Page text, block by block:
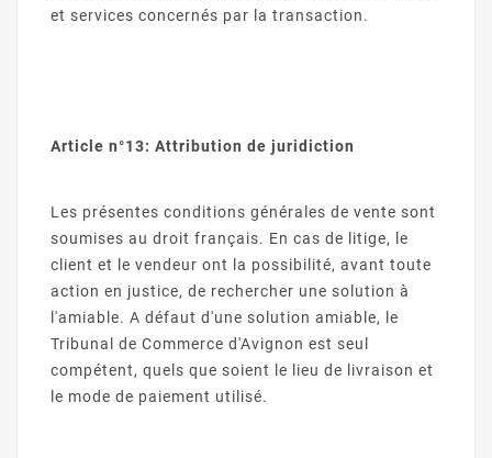
et services concernés par la transaction.
Article n°13: Attribution de juridiction
Les présentes conditions générales de vente sont
soumises au droit français. En cas de litige, le
client et le vendeur ont la possibilité, avant toute
action en justice, de rechercher une solution à
l'amiable. A défaut d'une solution amiable, le
Tribunal de Commerce d'Avignon est seul
compétent, quels que soient le lieu de livraison et
le mode de paiement utilisé.